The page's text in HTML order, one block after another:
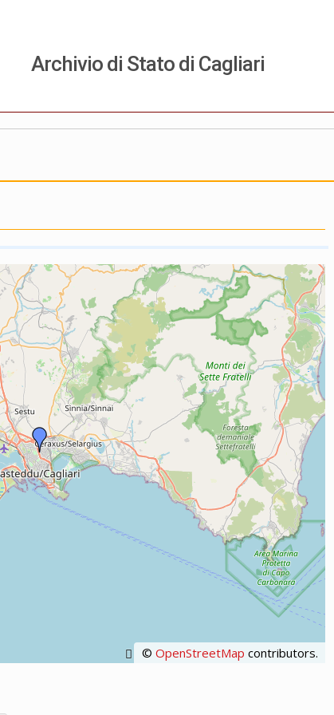
Archivio di Stato di Cagliari
© OpenStreetMap contributors.